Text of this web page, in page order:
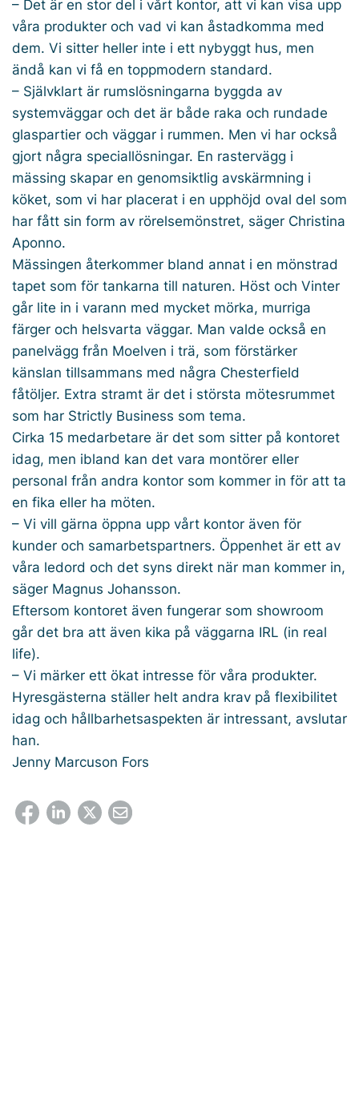
– Det är en stor del i vårt kontor, att vi kan visa upp
våra produkter och vad vi kan åstadkomma med
dem. Vi sitter heller inte i ett nybyggt hus, men
ändå kan vi få en toppmodern standard.
– Självklart är rumslösningarna byggda av
systemväggar och det är både raka och rundade
glaspartier och väggar i rummen. Men vi har också
gjort några speciallösningar. En rastervägg i
mässing skapar en genomsiktlig avskärmning i
köket, som vi har placerat i en upphöjd oval del som
har fått sin form av rörelsemönstret, säger Christina
Aponno.
Mässingen återkommer bland annat i en mönstrad
tapet som för tankarna till naturen. Höst och Vinter
går lite in i varann med mycket mörka, murriga
färger och helsvarta väggar. Man valde också en
panelvägg från Moelven i trä, som förstärker
känslan tillsammans med några Chesterfield
fåtöljer. Extra stramt är det i största mötesrummet
som har Strictly Business som tema.
Cirka 15 medarbetare är det som sitter på kontoret
idag, men ibland kan det vara montörer eller
personal från andra kontor som kommer in för att ta
en fika eller ha möten.
– Vi vill gärna öppna upp vårt kontor även för
kunder och samarbetspartners. Öppenhet är ett av
våra ledord och det syns direkt när man kommer in,
säger Magnus Johansson.
Eftersom kontoret även fungerar som showroom
går det bra att även kika på väggarna IRL (in real
life).
– Vi märker ett ökat intresse för våra produkter.
Hyresgästerna ställer helt andra krav på flexibilitet
idag och hållbarhetsaspekten är intressant, avslutar
han.
Jenny Marcuson Fors